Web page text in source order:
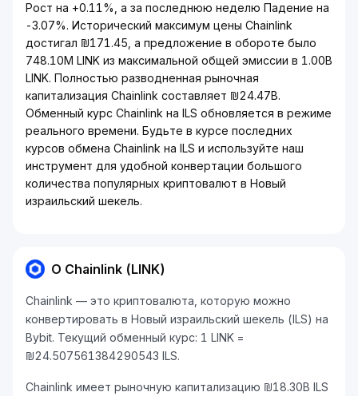
Рост на +0.11%, а за последнюю неделю Падение на
-3.07%. Исторический максимум цены Chainlink
достигал ₪171.45, а предложение в обороте было
748.10M LINK из максимальной общей эмиссии в 1.00B
LINK. Полностью разводненная рыночная
капитализация Chainlink составляет ₪24.47B.
Обменный курс Chainlink на ILS обновляется в режиме
реального времени. Будьте в курсе последних
курсов обмена Chainlink на ILS и используйте наш
инструмент для удобной конвертации большого
количества популярных криптовалют в Новый
израильский шекель.
О Chainlink (LINK)
Chainlink — это криптовалюта, которую можно
конвертировать в Новый израильский шекель (ILS) на
Bybit. Текущий обменный курс: 1 LINK =
₪24.507561384290543 ILS.
Chainlink имеет рыночную капитализацию ₪18.30B ILS